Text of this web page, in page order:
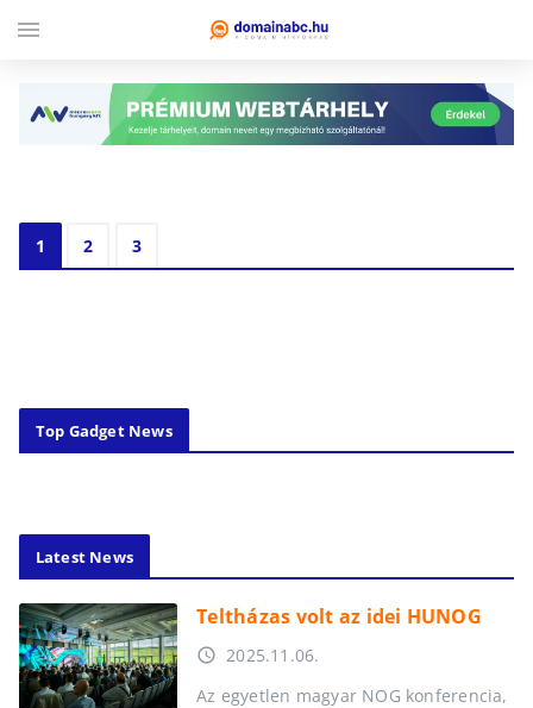
Top Gadget News
Latest News
Teltházas volt az idei HUNOG
access_time 2025.11.06.
Az egyetlen magyar NOG konferencia,
menu